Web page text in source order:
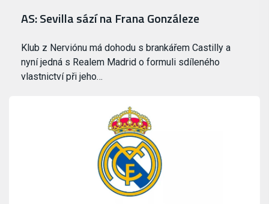
AS: Sevilla sází na Frana Gonzáleze
Klub z Nerviónu má dohodu s brankářem Castilly a
nyní jedná s Realem Madrid o formuli sdíleného
vlastnictví při jeho…